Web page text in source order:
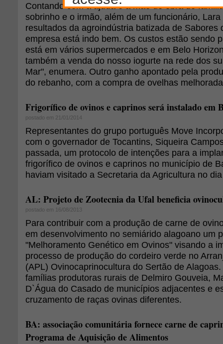
Contando com a ajuda e a mão de obra de
sobrinho e o irmão, além de um funcionário,
resultados da agroindústria batizada de Sabores
empresa está indo bem. Os custos estão sendo
está em vários supermercados e em Belo
também a venda do nosso iogurte na rede dos
Mar", enumera. Outro ganho apontado pela
do rebanho, com a compra de ovelhas
Frigorífico de ovinos e caprinos será instalado em
postado em 21/01/2014
Representantes do grupo português Move
com o governador de Tocantins, Siqueira
passada, um protocolo de intenções para a
frigorífico de ovinos e caprinos no município de
haviam visitado a Secretaria da Agricultura no
AL: Projeto de Zootecnia da Ufal beneficia
postado em 16/08/2013
Para contribuir com a produção de carne de
em desenvolvimento no semiárido alagoano um
"Melhoramento Genético em Ovinos" visando a
processo de produção do cordeiro verde no
(APL) Ovinocaprinocultura do Sertão de
famílias produtoras rurais de Delmiro Gouveia,
D`Água do Casado de municípios adjacentes e
cruzamento de raças ovinas diferentes.
BA: associação comunitária fornece carne de
Programa de Aquisição de Alimentos